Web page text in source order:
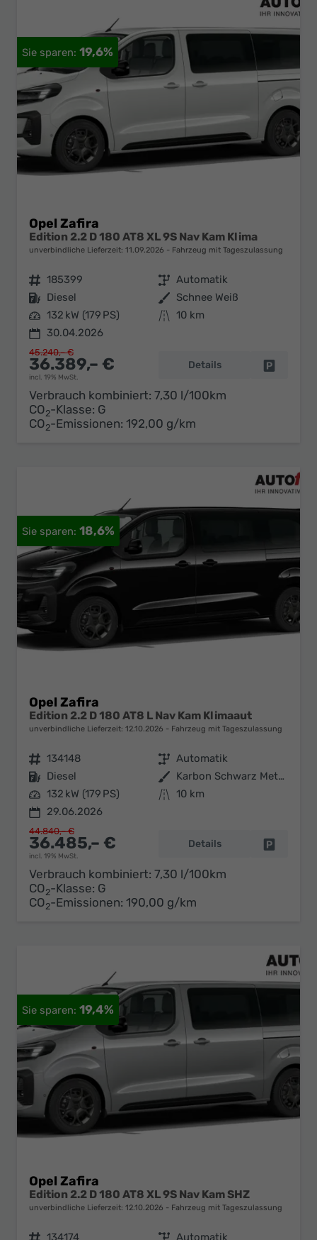
19,6%
Opel Zafira
Edition 2.2 D 180 AT8 XL 9S Nav Kam Klima
unverbindliche Lieferzeit: 11.09.2026 Fahrzeug mit Tageszulassung
Fahrzeugnr. 185399 Getriebe Automatik
Kraftstoff Diesel Außenfarbe Schnee Weiß
Leistung 132 kW (179 PS) Kilometerstand 10 km
30.04.2026
36.389,– €
incl. 19% MwSt.
45.240,– €
Details
Verbrauch kombiniert: 7,30 l/100km
CO2-Klasse: G
CO2-Emissionen: 192,00 g/km
18,6%
Opel Zafira
Edition 2.2 D 180 AT8 L Nav Kam Klimaaut
unverbindliche Lieferzeit: 12.10.2026 Fahrzeug mit Tageszulassung
Fahrzeugnr. 134148 Getriebe Automatik
Kraftstoff Diesel Außenfarbe
Karbon Schwarz Metallic
Leistung 132 kW (179 PS) Kilometerstand 10 km
29.06.2026
36.485,– €
incl. 19% MwSt.
44.840,– €
Details
Verbrauch kombiniert: 7,30 l/100km
CO2-Klasse: G
CO2-Emissionen: 190,00 g/km
19,4%
Opel Zafira
Edition 2.2 D 180 AT8 XL 9S Nav Kam SHZ
unverbindliche Lieferzeit: 12.10.2026 Fahrzeug mit Tageszulassung
Fahrzeugnr. 134174 Getriebe Automatik